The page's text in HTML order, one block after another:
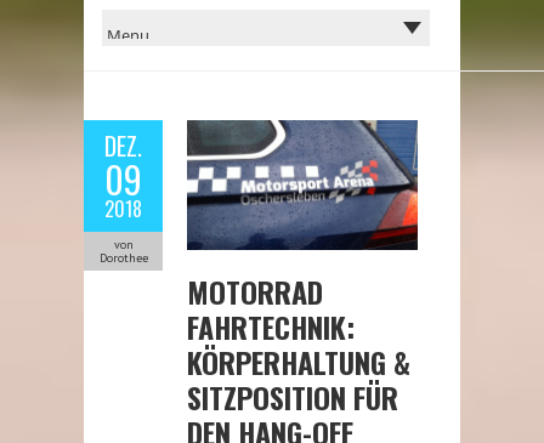
DEZ.
09
2018
von
Dorothee
MOTORRAD
FAHRTECHNIK:
KÖRPERHALTUNG &
SITZPOSITION FÜR
DEN HANG-OFF